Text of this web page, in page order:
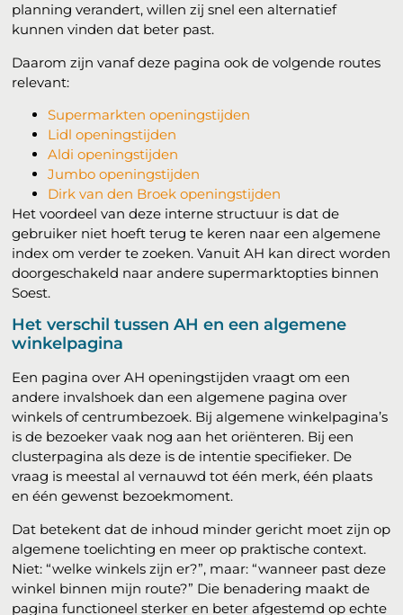
planning verandert, willen zij snel een alternatief
kunnen vinden dat beter past.
Daarom zijn vanaf deze pagina ook de volgende routes
relevant:
Supermarkten openingstijden
Lidl openingstijden
Aldi openingstijden
Jumbo openingstijden
Dirk van den Broek openingstijden
Het voordeel van deze interne structuur is dat de
gebruiker niet hoeft terug te keren naar een algemene
index om verder te zoeken. Vanuit AH kan direct worden
doorgeschakeld naar andere supermarktopties binnen
Soest.
Het verschil tussen AH en een algemene
winkelpagina
Een pagina over AH openingstijden vraagt om een
andere invalshoek dan een algemene pagina over
winkels of centrumbezoek. Bij algemene winkelpagina’s
is de bezoeker vaak nog aan het oriënteren. Bij een
clusterpagina als deze is de intentie specifieker. De
vraag is meestal al vernauwd tot één merk, één plaats
en één gewenst bezoekmoment.
Dat betekent dat de inhoud minder gericht moet zijn op
algemene toelichting en meer op praktische context.
Niet: “welke winkels zijn er?”, maar: “wanneer past deze
winkel binnen mijn route?” Die benadering maakt de
pagina functioneel sterker en beter afgestemd op echte